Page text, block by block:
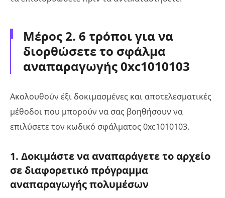
Μέρος 2. 6 τρόποι για να
διορθώσετε το σφάλμα
αναπαραγωγής 0xc1010103
Ακολουθούν έξι δοκιμασμένες και αποτελεσματικές
μέθοδοι που μπορούν να σας βοηθήσουν να
επιλύσετε τον κωδικό σφάλματος 0xc1010103.
1. Δοκιμάστε να αναπαράγετε το αρχείο
σε διαφορετικό πρόγραμμα
αναπαραγωγής πολυμέσων